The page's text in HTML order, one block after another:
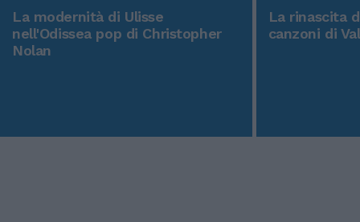
La modernità di Ulisse
nell'Odissea pop di Christopher
Nolan
La rinascita
canzoni di